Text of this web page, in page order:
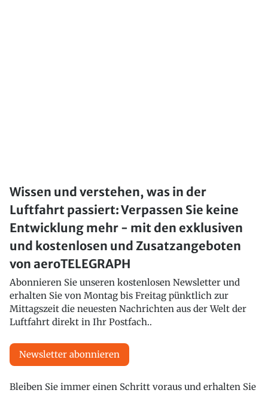
Wissen und verstehen, was in der
Luftfahrt passiert: Verpassen Sie keine
Entwicklung mehr - mit den exklusiven
und kostenlosen und Zusatzangeboten
von aeroTELEGRAPH
Abonnieren Sie unseren kostenlosen Newsletter und
erhalten Sie von Montag bis Freitag pünktlich zur
Mittagszeit die neuesten Nachrichten aus der Welt der
Luftfahrt direkt in Ihr Postfach..
Newsletter abonnieren
Bleiben Sie immer einen Schritt voraus und erhalten Sie